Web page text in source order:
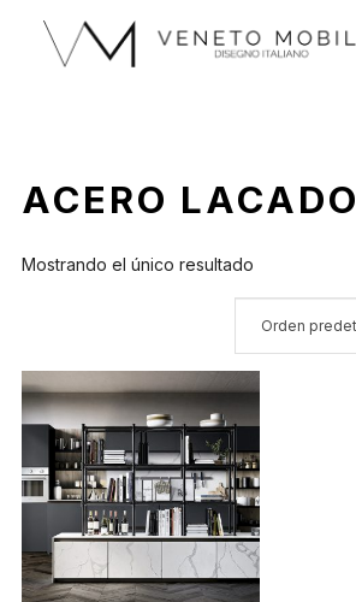
contenido
ACERO LACADO
Mostrando el único resultado